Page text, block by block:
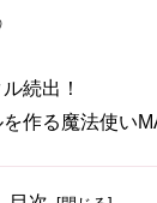
続出！
作る魔法使い